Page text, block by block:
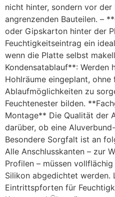
nicht hinter, sondern vor
angrenzenden Bauteilen. –
oder Gipskarton hinter der
Feuchtigkeitseintrag ein
wenn die Platte selbst
Kondensatablauf**: Werden
Hohlräume eingeplant,
Ablaufmöglichkeiten zu
Feuchtenester bilden.
Montage** Die Qualität der
darüber, ob eine
Besondere Sorgfalt ist an
Alle Anschlusskanten – zur
Profilen – müssen
Silikon abgedichtet werden.
Eintrittspforten für